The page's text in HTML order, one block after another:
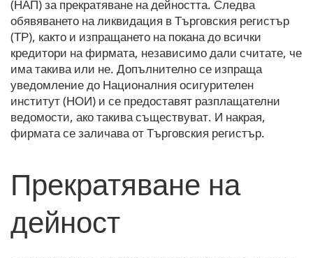
(НАП) за прекратяване на дейността. Следва
обявяването на ликвидация в Търговския регистър
(ТР), както и изпращането на покана до всички
кредитори на фирмата, независимо дали считате, че
има такива или не. Допълнително се изпраща
уведомление до Националния осигурителен
институт (НОИ) и се предоставят разплащателни
ведомости, ако такива съществуват. И накрая,
фирмата се заличава от Търговския регистър.
Прекратяване на
дейност